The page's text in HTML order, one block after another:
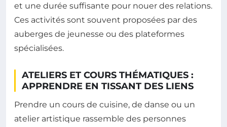
et une durée suffisante pour nouer des relations.
Ces activités sont souvent proposées par des
auberges de jeunesse ou des plateformes
spécialisées.
ATELIERS ET COURS THÉMATIQUES :
APPRENDRE EN TISSANT DES LIENS
Prendre un cours de cuisine, de danse ou un
atelier artistique rassemble des personnes